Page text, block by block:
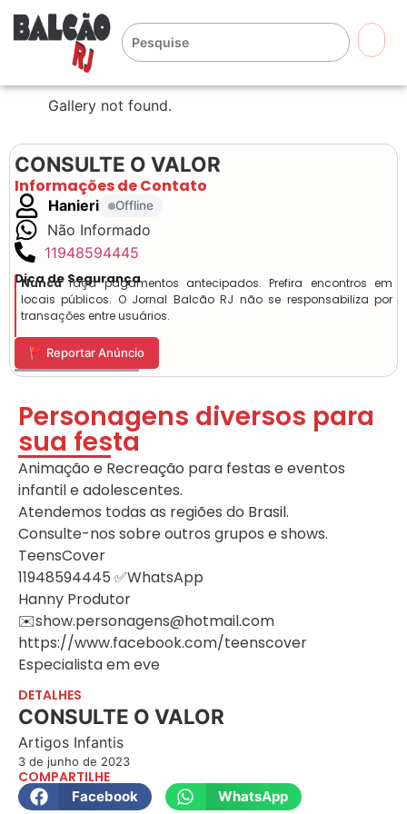
Gallery not found.
CONSULTE O VALOR
Informações de Contato
Hanieri Offline
Não Informado
11948594445
Dica de Segurança
Nuncafaça pagamentos antecipados. Prefira encontros em
locais públicos. O Jornal Balcão RJ não se responsabiliza por
transações entre usuários.
🚩 Reportar Anúncio
Personagens diversos para
sua festa
Animação e Recreação para festas e eventos
infantil e adolescentes.
Atendemos todas as regiões do Brasil.
Consulte-nos sobre outros grupos e shows.
TeensCover
11948594445 ✅WhatsApp
Hanny Produtor
✉️show.personagens@hotmail.com
https://www.facebook.com/teenscover
Especialista em eve
DETALHES
CONSULTE O VALOR
Artigos Infantis
3 de junho de 2023
COMPARTILHE
Facebook
WhatsApp